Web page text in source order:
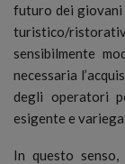
futuro dei giovani
turistico/
sensibilmente
necessaria
degli operatori
esigente e
In questo senso,